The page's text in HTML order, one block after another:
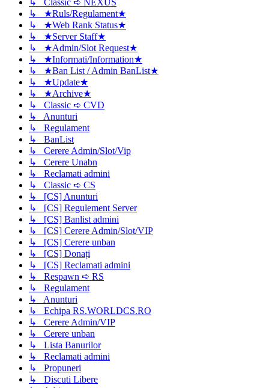
↳ ★Ruls/Regulament★
↳ ★Web Rank Status★
↳ ★Server Staff★
↳ ★Admin/Slot Request★
↳ ★Informati/Information★
↳ ★Ban List / Admin BanList★
↳ ★Update★
↳ ★Archive★
↳ Classic ➪ CVD
↳ Anunturi
↳ Regulament
↳ BanList
↳ Cerere Admin/Slot/Vip
↳ Cerere Unabn
↳ Reclamati admini
↳ Classic ➪ CS
↳ [CS] Anunturi
↳ [CS] Regulement Server
↳ [CS] Banlist admini
↳ [CS] Cerere Admin/Slot/VIP
↳ [CS] Cerere unban
↳ [CS] Donați
↳ [CS] Reclamati admini
↳ Respawn ➪ RS
↳ Regulament
↳ Anunturi
↳ Echipa RS.WORLDCS.RO
↳ Cerere Admin/VIP
↳ Cerere unban
↳ Lista Banurilor
↳ Reclamati admini
↳ Propuneri
↳ Discuti Libere